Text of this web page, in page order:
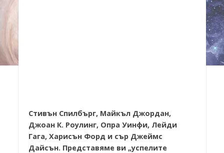
Стивън Спилбърг, Майкъл Джордан,
Джоан К. Роулинг, Опра Уинфи, Лейди
Гага, Харисън Форд и сър Джеймс
Дайсън. Представяме ви „успелите